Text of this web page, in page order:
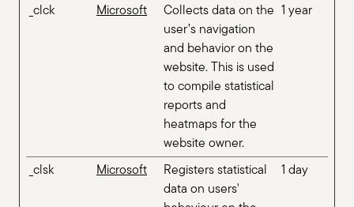
_clck Microsoft
Collects data on the
user’s navigation
and behavior on the
website. This is used
to compile statistical
reports and
heatmaps for the
website owner.
1 year
_clsk Microsoft
Registers statistical
data on users'
1 day